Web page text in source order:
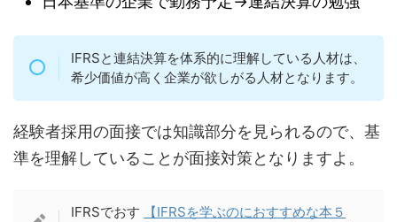
IFRSと連結決算を体系的に理解している人材は、
希少価値が高く企業が欲しがる人材となります。
経験者採用の面接では知識部分を見られるので、基
準を理解していることが面接対策となりますよ。
IFRSでおす
【IFRSを学ぶのにおすすめな本５